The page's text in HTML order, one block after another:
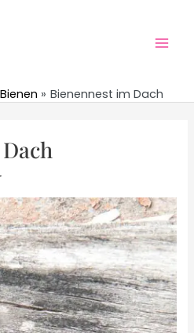
Bienen Bienennest im Dach